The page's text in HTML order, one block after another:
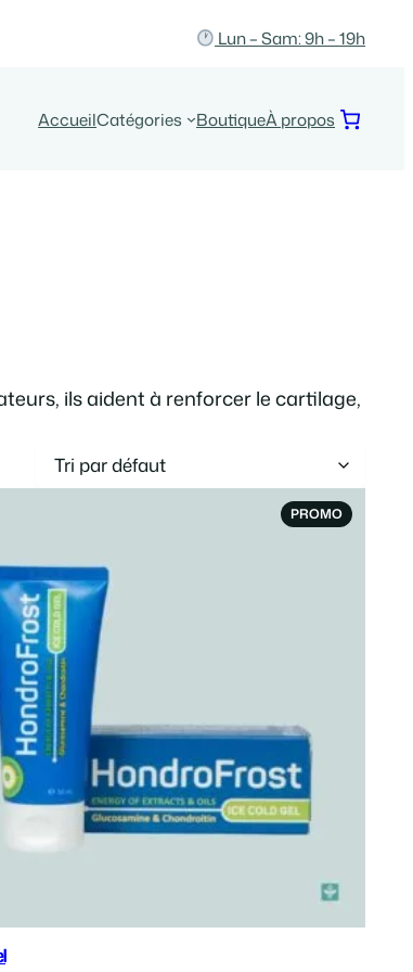
Lun – Sam: 9h – 19h
AccueilCatégories BoutiqueÀ propos
ils aident à renforcer le cartilage,
PROMOPRODUIT
EN